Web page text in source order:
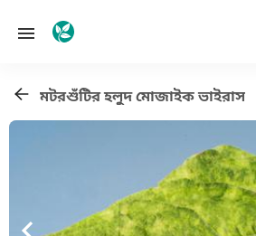
মটরশুঁটির হলুদ মোজাইক ভাইরাস